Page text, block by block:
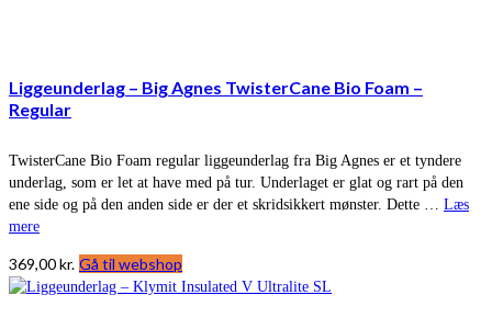
Liggeunderlag – Big Agnes TwisterCane Bio Foam –
Regular
TwisterCane Bio Foam regular liggeunderlag fra Big Agnes er et tyndere
underlag, som er let at have med på tur. Underlaget er glat og rart på den
ene side og på den anden side er der et skridsikkert mønster. Dette … Læs
mere
369,00kr. Gå til webshop